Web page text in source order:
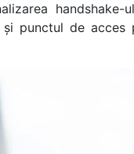
punctul de